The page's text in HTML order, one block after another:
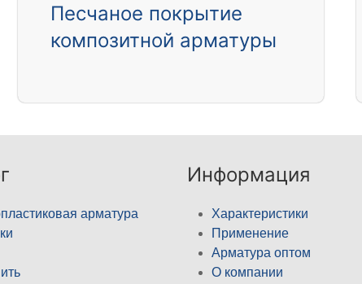
Песчаное покрытие
композитной арматуры
арматура
Информация
Характеристики
Применение
Арматура оптом
О компании